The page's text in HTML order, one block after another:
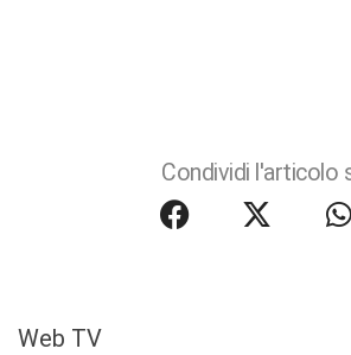
Condividi l'articolo
Web TV